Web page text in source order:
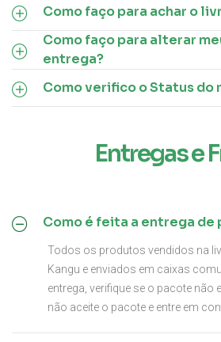
Como faço para achar o
Como faço para alterar
entrega?
Como verifico o Status do
Entregas e
Como é feita a entrega de
Todos os produtos vendidos na
Kangu e enviados em caixas
entrega, verifique se o pacote não
não aceite o pacote e entre em